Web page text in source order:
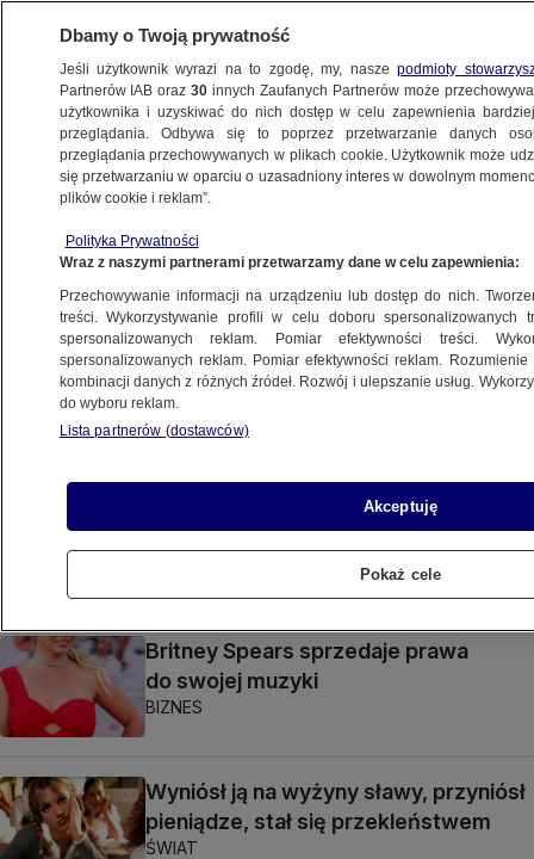
BRITNEY SPEARS
"Mogę zrobić wam lazanię", "jestem
aniołem". Nagranie z zatrzymania
Britney Spears
KULTURA I STYL
Gwiazda pop podejmuje leczenie.
Dobrowolnie zgłosiła się do ośrodka
Tego "nie da się w żaden sposób
usprawiedliwić". Szczegóły
zatrzymania Britney Spears
Britney Spears sprzedaje prawa
do swojej muzyki
BIZNES
Wyniósł ją na wyżyny sławy, przyniósł
pieniądze, stał się przekleństwem
ŚWIAT
Dbamy o Twoją prywatność
Jeśli użytkownik wyrazi na to zgodę, my, naszepodmioty
Partnerów IAB oraz30 innych Zaufanych Partnerów może
użytkownika i uzyskiwać do nich dostęp w celu zapewnienia
przeglądania. Odbywa się to poprzez przetwarzanie danych
przeglądania przechowywanych w plikach cookie. Użytkownik może
się przetwarzaniu w oparciu o uzasadniony interes w dowolnym
plików cookie i reklam”.
Polityka Prywatności
Wraz z naszymi partnerami przetwarzamy dane w celu zapewnienia:
Przechowywanie informacji na urządzeniu lub dostęp do nich.
treści. Wykorzystywanie profili w celu doboru spersonalizowanych
spersonalizowanych reklam. Pomiar efektywności treści.
spersonalizowanych reklam. Pomiar efektywności reklam.
kombinacji danych z różnych źródeł. Rozwój i ulepszanie usług.
do wyboru reklam.
Lista partnerów (dostawców)
Akceptuję
Pokaż cele